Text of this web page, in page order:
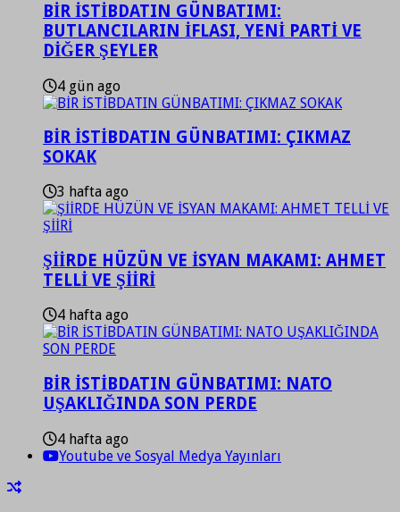
BİR İSTİBDATIN GÜNBATIMI:
BUTLANCILARIN İFLASI, YENİ PARTİ VE
DİĞER ŞEYLER
4 gün ago
BİR İSTİBDATIN GÜNBATIMI: ÇIKMAZ
SOKAK
3 hafta ago
ŞİİRDE HÜZÜN VE İSYAN MAKAMI: AHMET
TELLİ VE ŞİİRİ
4 hafta ago
BİR İSTİBDATIN GÜNBATIMI: NATO
UŞAKLIĞINDA SON PERDE
4 hafta ago
Youtube ve Sosyal Medya Yayınları